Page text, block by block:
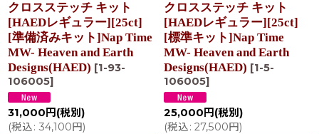
クロスステッチ キット
[HAEDレギュラー][25ct]
[準備済みキット]Nap Time
MW- Heaven and Earth
Designs(HAED) [1-93-
106005]
31,000 円 (税別)
(税込: 34,100円)
クロスステッチ キット
[HAEDレギュラー][25ct]
[標準キット]Nap Time
MW- Heaven and Earth
Designs(HAED) [1-5-
106005]
25,000 円 (税別)
(税込: 27,500円)